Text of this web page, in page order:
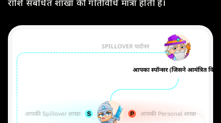
राशि संबंधित शाखा की गतिविधि मात्रा होती है।